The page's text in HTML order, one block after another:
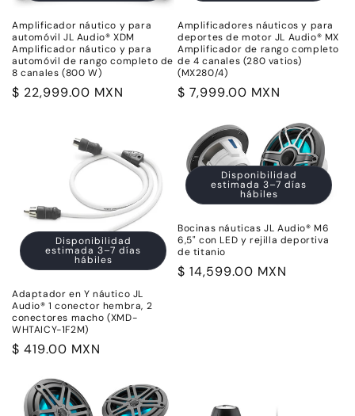
ó
n
:
Amplificador náutico y para
automóvil JL Audio® XDM
Amplificador náutico y para
automóvil de rango completo de
8 canales (800 W)
Precio
$ 22,999.00 MXN
Amplificadores náuticos y para
deportes de motor JL Audio® MX
Amplificador de rango completo
de 4 canales (280 vatios)
(MX280/4)
Precio
$ 7,999.00 MXN
Disponibilidad
estimada 3–7 días
hábiles
Adaptador en Y náutico JL
Audio® 1 conector hembra, 2
conectores macho (XMD-
WHTAICY-1F2M)
Precio
$ 419.00 MXN
Disponibilidad
estimada 3–7 días
hábiles
Bocinas náuticas JL Audio® M6
6,5" con LED y rejilla deportiva
de titanio
Precio
$ 14,599.00 MXN